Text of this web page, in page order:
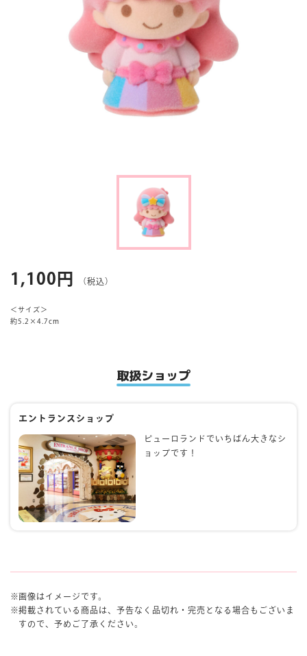
よくあるご質問 ニュース
1,100円 （税込）
＜サイズ＞
約5.2×4.7cm
取扱ショップ
エントランスショップ
ピューロランドでいちばん大きなシ
ョップです！
画像はイメージです。
掲載されている商品は、予告なく品切れ・完売となる場合もございま
すので、予めご了承ください。